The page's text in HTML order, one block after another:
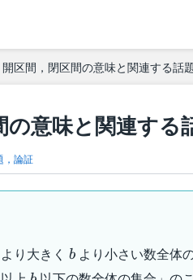
開区間，閉区間の意味と関連する話
の意味と関連する
，論証
より大きくb
b より小さい数全体
b